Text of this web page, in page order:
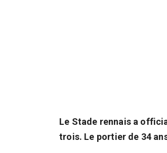
Le Stade rennais a
trois. Le portier de 34